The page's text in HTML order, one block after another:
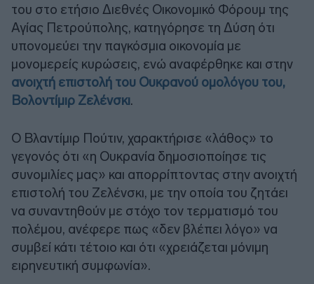
του στο ετήσιο Διεθνές Οικονομικό Φόρουμ της
Αγίας Πετρούπολης, κατηγόρησε τη Δύση ότι
υπονομεύει την παγκόσμια οικονομία με
μονομερείς κυρώσεις, ενώ αναφέρθηκε και στην
ανοιχτή επιστολή του Ουκρανού ομολόγου του,
Βολοντίμιρ Ζελένσκι.
Ο Βλαντίμιρ Πούτιν, χαρακτήρισε «λάθος» το
γεγονός ότι «η Ουκρανία δημοσιοποίησε τις
συνομιλίες μας» και απορρίπτοντας στην ανοιχτή
επιστολή του Ζελένσκι, με την οποία του ζητάει
να συναντηθούν με στόχο τον τερματισμό του
πολέμου, ανέφερε πως «δεν βλέπει λόγο» να
συμβεί κάτι τέτοιο και ότι «χρειάζεται μόνιμη
ειρηνευτική συμφωνία».